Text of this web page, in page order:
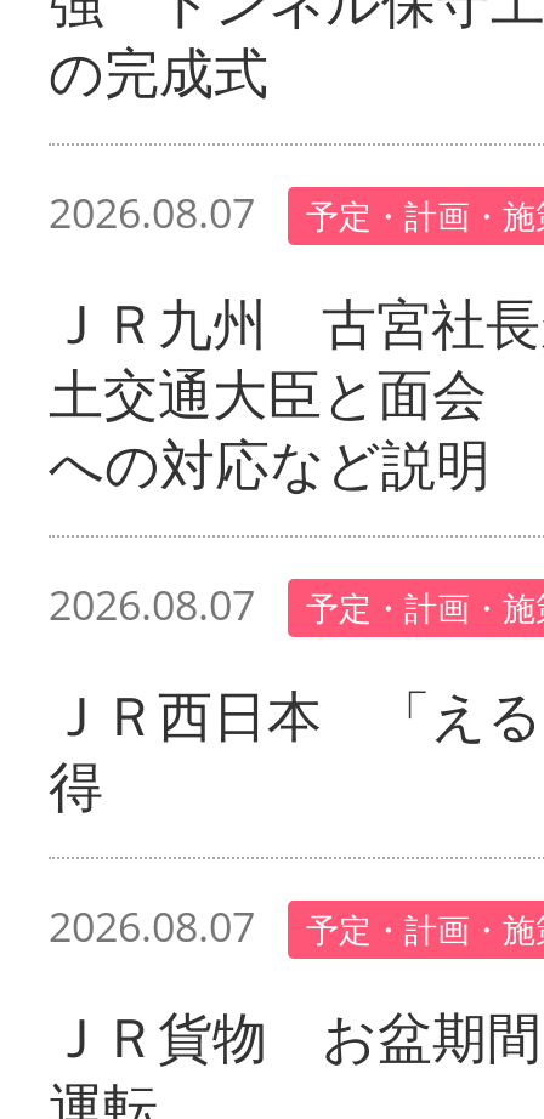
の完成式
2026.08.07 予定・計画・
ＪＲ九州 古宮社
土交通大臣と面会
への対応など説明
2026.08.07 予定・計画・
ＪＲ西日本 「え
得
2026.08.07 予定・計画・
ＪＲ貨物 お盆期